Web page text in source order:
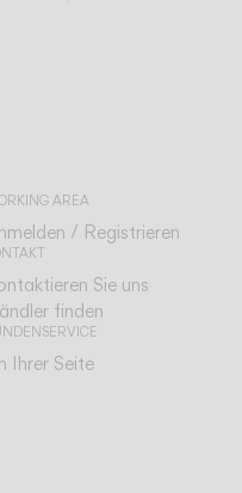
AREA
/ Registrieren
Sie uns
finden
Ihrer Seite